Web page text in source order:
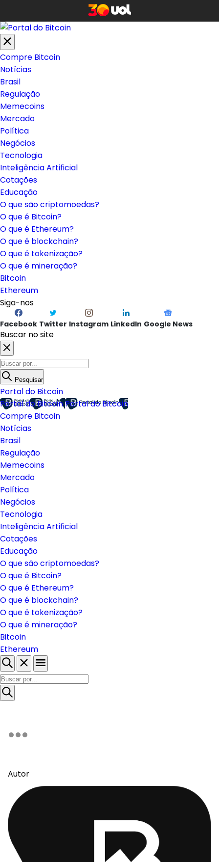
Compre Bitcoin
Notícias
Brasil
Regulação
Memecoins
Mercado
Política
Negócios
Tecnologia
Inteligência Artificial
Cotações
Educação
O que são criptomoedas?
O que é Bitcoin?
O que é Ethereum?
O que é blockchain?
O que é tokenização?
O que é mineração?
Bitcoin
Ethereum
Siga-nos
Facebook Twitter Instagram LinkedIn Google News
Buscar no site
Pesquisar
Portal do Bitcoin
Portal do BitcoinPortal do Bitcoin
Compre Bitcoin
Notícias
Brasil
Regulação
Memecoins
Mercado
Política
Negócios
Tecnologia
Inteligência Artificial
Cotações
Educação
O que são criptomoedas?
O que é Bitcoin?
O que é Ethereum?
O que é blockchain?
O que é tokenização?
O que é mineração?
Bitcoin
Ethereum
Autor